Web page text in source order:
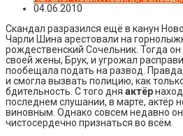
04.06.2010
Скандал разразился ещё в канун
Чарли Шина арестовали на
рождественский Сочельник. Тогда он
своей жены, Брук, и угрожал
пообещала подать на развод.
и смогла вызвать полицию, как
бдительность. С того дня актёр
последнем слушании, в марте, актёр
виновным. Однако совсем недавно
чистосердечно признаться во всём.